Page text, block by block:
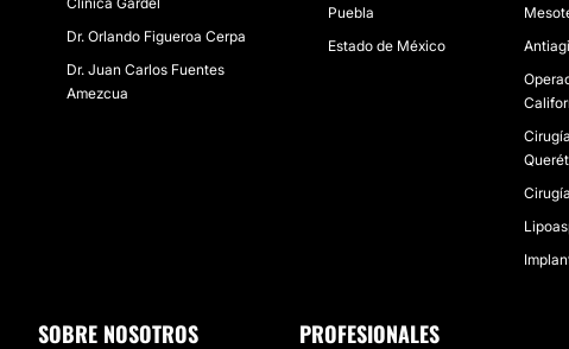
Dr. Orlando Figueroa Cerpa
Dr. Juan Carlos Fuentes
Amezcua
Puebla
Estado de México
SOBRE NOSOTROS PROFESIONALES